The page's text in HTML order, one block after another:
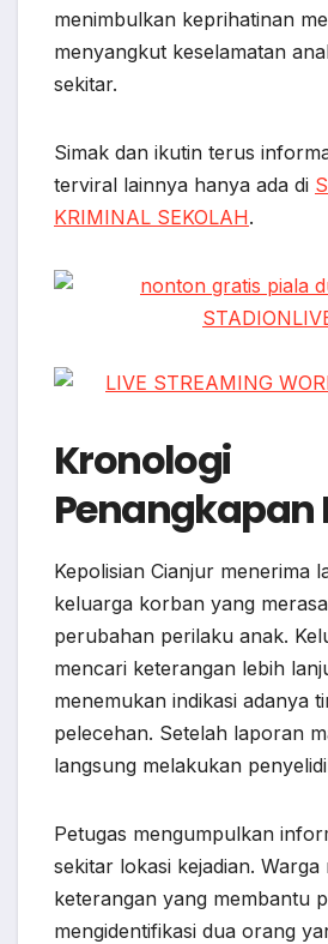
menimbulkan keprihatinan
menyangkut keselamatan
sekitar.
Simak dan ikutin terus
terviral lainnya hanya ada di
KRIMINAL SEKOLAH.
Kronologi
Penangkapan
Kepolisian Cianjur menerima
keluarga korban yang
perubahan perilaku anak.
mencari keterangan lebih
menemukan indikasi adanya
pelecehan. Setelah laporan
langsung melakukan
Petugas mengumpulkan
sekitar lokasi kejadian.
keterangan yang membantu
mengidentifikasi dua orang